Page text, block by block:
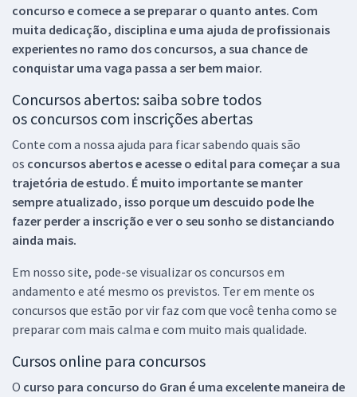
concurso e comece a se preparar o quanto antes. Com
muita dedicação, disciplina e uma ajuda de profissionais
experientes no ramo dos concursos, a sua chance de
conquistar uma vaga passa a ser bem maior.
Concursos abertos: saiba sobre todos
os concursos com inscrições abertas
Conte com a nossa ajuda para ficar sabendo quais são
os concursos abertos e acesse o edital para começar a sua
trajetória de estudo. É muito importante se manter
sempre atualizado, isso porque um descuido pode lhe
fazer perder a inscrição e ver o seu sonho se distanciando
ainda mais.
Em nosso site, pode-se visualizar os concursos em
andamento e até mesmo os previstos. Ter em mente os
concursos que estão por vir faz com que você tenha como se
preparar com mais calma e com muito mais qualidade.
Cursos online para concursos
O curso para concurso do Gran é uma excelente maneira de